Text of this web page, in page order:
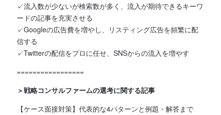
✓流入数が少ないが検索数が多く、流入が期待できるキーワ
ードの記事を充実させる
✓Googleの広告費を増やし、リスティング広告を頻繁に配
信する
✓Twitterの配信をプロに任せ、SNSからの流入を増やす
=================
＞戦略コンサルファームの選考に関する記事
【ケース面接対策】代表的な4パターンと例題・解答まで